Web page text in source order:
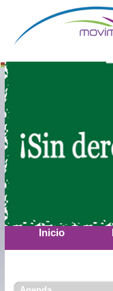
Inicio